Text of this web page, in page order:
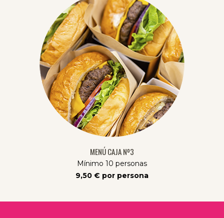
MENÚ CAJA Nº3
Mínimo 10 personas
9,50 € por persona